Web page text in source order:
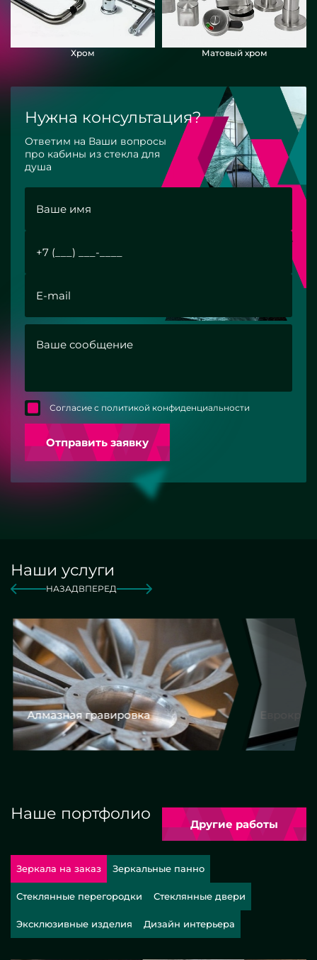
Хром Матовый хром
Нужна консультация?
Ответим на Ваши вопросы
про кабины из стекла для
душа
Согласие с политикой конфиденциальности
Отправить заявку
Наши услуги
НАЗАДВПЕРЕД
Алмазная гравировка
Наше портфолио
Другие работы
Зеркала на заказ Зеркальные панно
Стеклянные перегородки Стеклянные двери
Эксклюзивные изделия Дизайн интерьера